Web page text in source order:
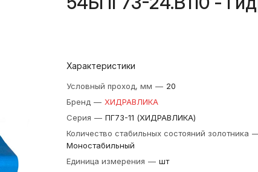
Характеристики
Условный проход, мм — 20
Бренд — ХИДРАВЛИКА
Серия — ПГ73-11 (ХИДРАВЛИКА)
Количество стабильных состояний золотника
Моностабильный
Единица измерения — шт